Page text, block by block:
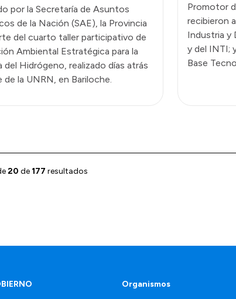
por la Secretaría de Asuntos
de la Nación (SAE), la Provincia
del cuarto taller participativo de
Ambiental Estratégica para la
del Hidrógeno, realizado días atrás
de la UNRN, en Bariloche.
Promotor
recibieron
Industria y
y del INTI;
Base
20 de 177 resultados
Organismos